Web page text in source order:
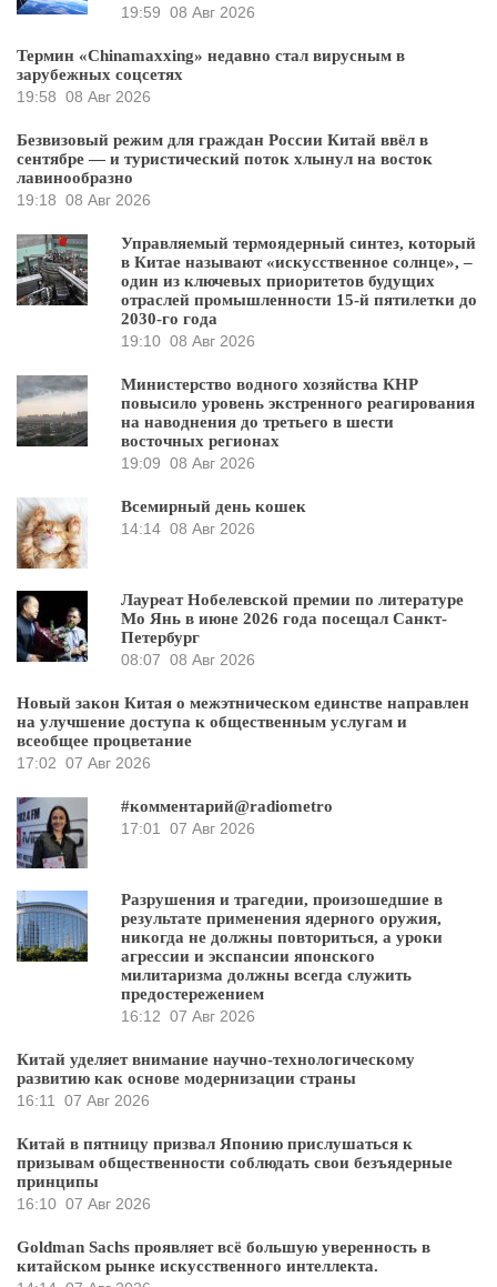
19:59 08 Авг 2026
Термин «Chinamaxxing» недавно стал вирусным в
зарубежных соцсетях
19:58 08 Авг 2026
Безвизовый режим для граждан России Китай ввёл в
сентябре — и туристический поток хлынул на восток
лавинообразно
19:18 08 Авг 2026
Управляемый термоядерный синтез, который
в Китае называют «искусственное солнце», –
один из ключевых приоритетов будущих
отраслей промышленности 15-й пятилетки до
2030-го года
19:10 08 Авг 2026
Министерство водного хозяйства КНР
повысило уровень экстренного реагирования
на наводнения до третьего в шести
восточных регионах
19:09 08 Авг 2026
Всемирный день кошек
14:14 08 Авг 2026
Лауреат Нобелевской премии по литературе
Мо Янь в июне 2026 года посещал Санкт-
Петербург
08:07 08 Авг 2026
Новый закон Китая о межэтническом единстве направлен
на улучшение доступа к общественным услугам и
всеобщее процветание
17:02 07 Авг 2026
#комментарий@radiometro
17:01
07 Авг 2026
Разрушения и трагедии, произошедшие в
результате применения ядерного оружия,
никогда не должны повториться, а уроки
агрессии и экспансии японского
милитаризма должны всегда служить
предостережением
16:12 07 Авг 2026
Китай уделяет внимание научно-технологическому
развитию как основе модернизации страны
16:11
07 Авг 2026
Китай в пятницу призвал Японию прислушаться к
призывам общественности соблюдать свои безъядерные
принципы
16:10 07 Авг 2026
Goldman Sachs проявляет всё большую уверенность в
китайском рынке искусственного интеллекта.